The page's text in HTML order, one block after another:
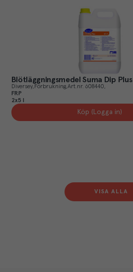
Blötläggningsmedel Suma Dip Plus
Diversey Förbrukning Art.nr. 608440
FRP
2x5 l
Köp (Logga in)
VISA ALLA